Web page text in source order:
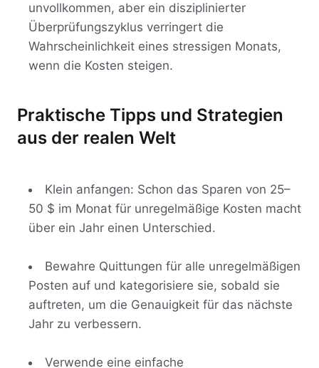
unvollkommen, aber ein disziplinierter
Überprüfungszyklus verringert die
Wahrscheinlichkeit eines stressigen Monats,
wenn die Kosten steigen.
Praktische Tipps und Strategien
aus der realen Welt
Klein anfangen: Schon das Sparen von 25–
50 $ im Monat für unregelmäßige Kosten macht
über ein Jahr einen Unterschied.
Bewahre Quittungen für alle unregelmäßigen
Posten auf und kategorisiere sie, sobald sie
auftreten, um die Genauigkeit für das nächste
Jahr zu verbessern.
Verwende eine einfache